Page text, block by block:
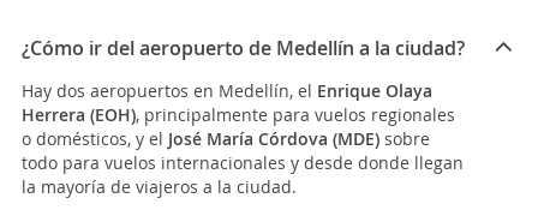
¿Cómo ir del aeropuerto de Medellín a la ciudad?
Hay dos aeropuertos en Medellín, el Enrique Olaya
Herrera (EOH), principalmente para vuelos regionales
o domésticos, y el José María Córdova (MDE) sobre
todo para vuelos internacionales y desde donde llegan
la mayoría de viajeros a la ciudad.